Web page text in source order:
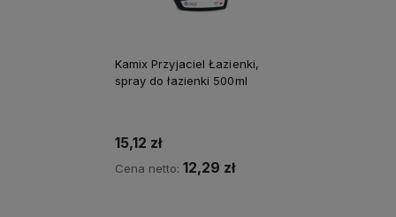
Kamix Przyjaciel Łazienki,
spray do łazienki 500ml
15,12 zł
Cena netto: 12,29 zł